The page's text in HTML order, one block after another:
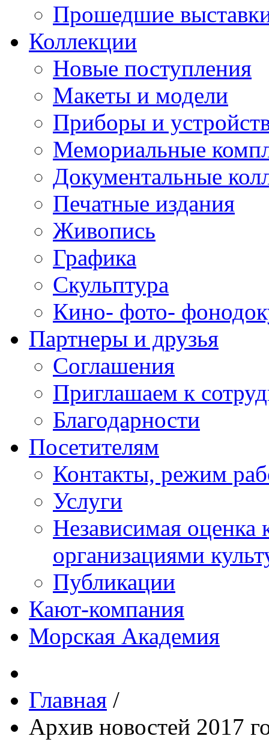
Прошедшие
Коллекции
Новые поступления
Макеты и модели
Приборы и
Мемориальные
Документальные
Печатные издания
Живопись
Графика
Скульптура
Кино- фото-
Партнеры и друзья
Соглашения
Приглашаем к
Благодарности
Посетителям
Контакты, режим
Услуги
Независимая оценка
организациями
Публикации
Кают-компания
Морская Академия
Главная /
Архив новостей 2017